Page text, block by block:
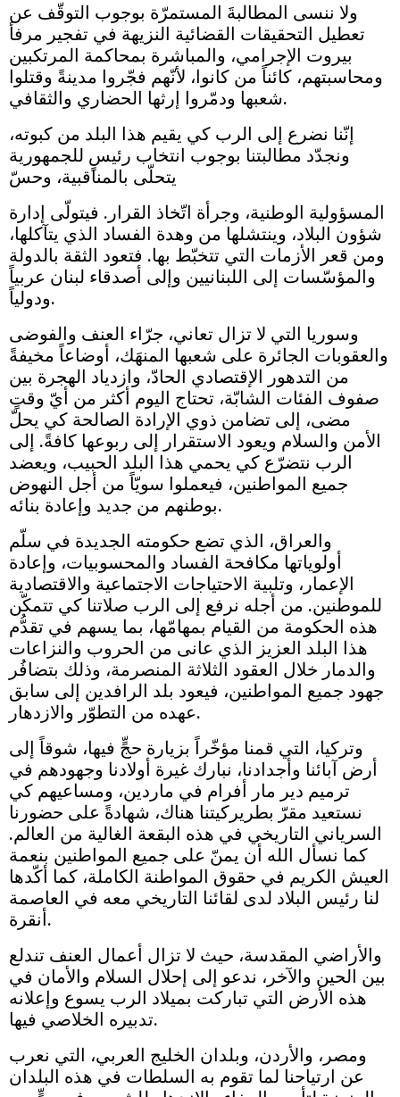
ولا ننسى المطالبةَ المستمرّة بوجوب التوقّف عن
تعطيل التحقيقات القضائية النزيهة في تفجير مرفأ
بيروت الإجرامي، والمباشرة بمحاكمة المرتكبين
ومحاسبتهم، كائناً من كانوا، لأنّهم فجّروا مدينةً وقتلوا
شعبها ودمّروا إرثها الحضاري والثقافي.
إنّنا نضرع إلى الرب كي يقيم هذا البلد من كبوته،
ونجدّد مطالبتنا بوجوب انتخاب رئيسٍ للجمهورية
يتحلّى بالمناقبية، وحسّ
المسؤولية الوطنية، وجرأة اتّخاذ القرار. فيتولّى إدارة
شؤون البلاد، وينتشلها من وهدة الفساد الذي يتآكلها،
ومن قعر الأزمات التي تتخبّط بها. فتعود الثقة بالدولة
والمؤسّسات إلى اللبنانيين وإلى أصدقاء لبنان عربياً
ودولياً.
وسوريا التي لا تزال تعاني، جرّاء العنف والفوضى
والعقوبات الجائرة على شعبها المنهَك، أوضاعاً مخيفةً
من التدهور الإقتصادي الحادّ، وازدياد الهجرة بين
صفوف الفئات الشابّة، تحتاج اليوم أكثر من أيّ وقتٍ
مضى، إلى تضامن ذوي الإرادة الصالحة كي يحلّ
الأمن والسلام ويعود الاستقرار إلى ربوعها كافةً. إلى
الرب نتضرّع كي يحمي هذا البلد الحبيب، ويعضد
جميع المواطنين، فيعملوا سويّاً من أجل النهوض
بوطنهم من جديد وإعادة بنائه.
والعراق، الذي تضع حكومته الجديدة في سلّم
أولوياتها مكافحة الفساد والمحسوبيات، وإعادة
الإعمار، وتلبية الاحتياجات الاجتماعية والاقتصادية
للموطنين. من أجله نرفع إلى الرب صلاتنا كي تتمكّن
هذه الحكومة من القيام بمهامّها، بما يسهم في تقدُّم
هذا البلد العزيز الذي عانى من الحروب والنزاعات
والدمار خلال العقود الثلاثة المنصرمة، وذلك بتضافُر
جهود جميع المواطنين، فيعود بلد الرافدين إلى سابق
عهده من التطوّر والازدهار.
وتركيا، التي قمنا مؤخّراً بزيارة حجٍّ فيها، شوقاً إلى
أرض آبائنا وأجدادنا، نبارك غيرة أولادنا وجهودهم في
ترميم دير مار أفرام في ماردين، ومساعيهم كي
نستعيد مقرّ بطريركيتنا هناك، شهادةً على حضورنا
السرياني التاريخي في هذه البقعة الغالية من العالم.
كما نسأل الله أن يمنّ على جميع المواطنين بنعمة
العيش الكريم في حقوق المواطنة الكاملة، كما أكّدها
لنا رئيس البلاد لدى لقائنا التاريخي معه في العاصمة
أنقرة.
والأراضي المقدسة، حيث لا تزال أعمال العنف تندلع
بين الحين والآخر، ندعو إلى إحلال السلام والأمان في
هذه الأرض التي تباركت بميلاد الرب يسوع وإعلانه
تدبيره الخلاصي فيها.
ومصر، والأردن، وبلدان الخليج العربي، التي نعرب
عن ارتياحنا لما تقوم به السلطات في هذه البلدان